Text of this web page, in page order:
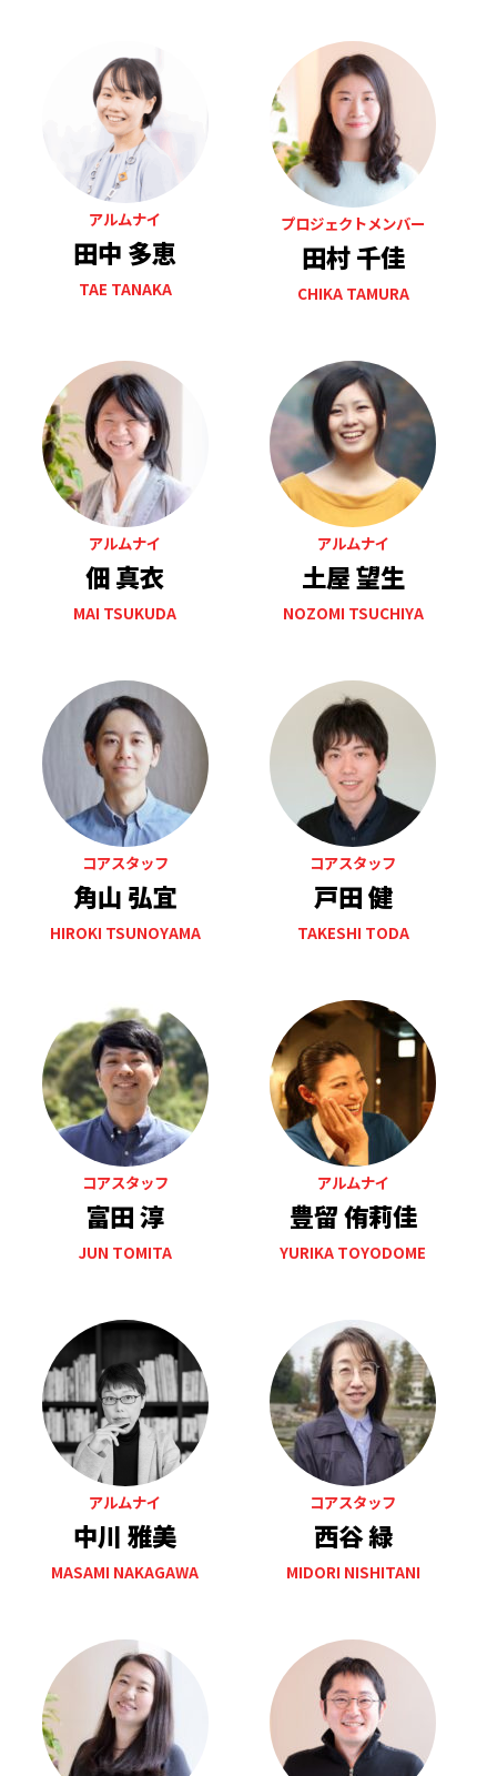
アルムナイ
田中 多恵
TAE TANAKA
プロジェクトメンバー
田村 千佳
CHIKA TAMURA
アルムナイ
佃 真衣
MAI TSUKUDA
アルムナイ
土屋 望生
NOZOMI TSUCHIYA
コアスタッフ
角山 弘宜
HIROKI TSUNOYAMA
コアスタッフ
戸田 健
TAKESHI TODA
コアスタッフ
富田 淳
JUN TOMITA
アルムナイ
豊留 侑莉佳
YURIKA TOYODOME
アルムナイ
中川 雅美
MASAMI NAKAGAWA
コアスタッフ
西谷 緑
MIDORI NISHITANI